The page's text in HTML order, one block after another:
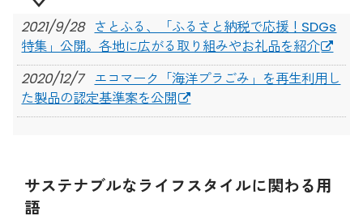
2021/9/28 さとふる、「ふるさと納税で応援！SDGs
特集」公開。各地に広がる取り組みやお礼品を紹介
2020/12/7
エコマーク「海洋プラごみ」を再生利用し
た製品の認定基準案を公開
サステナブルなライフスタイルに関わる用
語